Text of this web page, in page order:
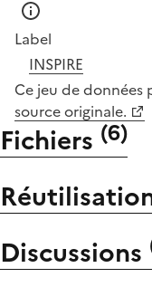
Label
INSPIRE
Ce jeu de
source originale.
Fichiers (6)
Discussions